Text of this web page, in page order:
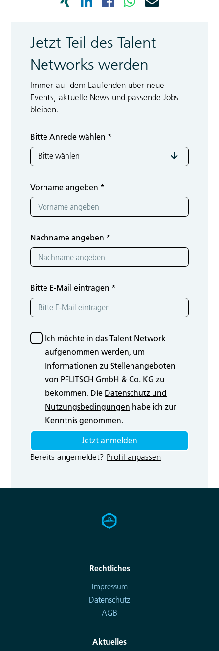
Jetzt Teil des Talent
Networks werden
Immer auf dem Laufenden über neue
Events, aktuelle News und passende Jobs
bleiben.
Bitte Anrede wählen *
Vorname angeben *
Nachname angeben *
Bitte E-Mail eintragen *
Ich möchte in das Talent Network
aufgenommen werden, um
Informationen zu Stellenangeboten
von PFLITSCH GmbH & Co. KG zu
bekommen. Die Datenschutz und
Nutzungsbedingungen habe ich zur
Kenntnis genommen.
Bereits angemeldet? Profil anpassen
Rechtliches
Impressum
Datenschutz
AGB
Aktuelles